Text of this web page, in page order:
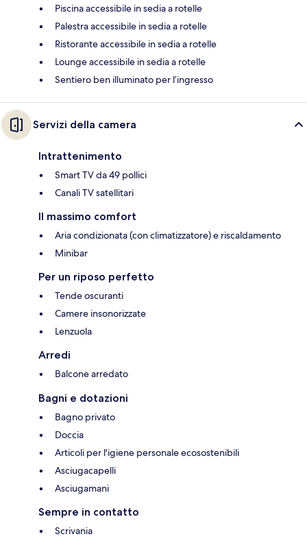
Piscina accessibile in sedia a rotelle
Palestra accessibile in sedia a rotelle
Ristorante accessibile in sedia a rotelle
Lounge accessibile in sedia a rotelle
Sentiero ben illuminato per l’ingresso
Servizi della camera
Intrattenimento
Smart TV da 49 pollici
Canali TV satellitari
Il massimo comfort
Aria condizionata (con climatizzatore) e riscaldamento
Minibar
Per un riposo perfetto
Tende oscuranti
Camere insonorizzate
Lenzuola
Arredi
Balcone arredato
Bagni e dotazioni
Bagno privato
Doccia
Articoli per l'igiene personale ecosostenibili
Asciugacapelli
Asciugamani
Sempre in contatto
Scrivania